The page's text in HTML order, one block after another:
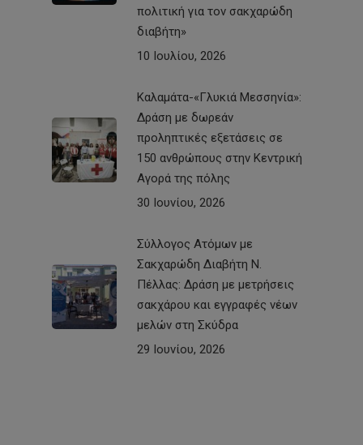
πολιτική για τον σακχαρώδη
διαβήτη»
10 Ιουλίου, 2026
Καλαμάτα-«Γλυκιά Μεσσηνία»:
Δράση με δωρεάν
προληπτικές εξετάσεις σε
150 ανθρώπους στην Κεντρική
Αγορά της πόλης
30 Ιουνίου, 2026
Σύλλογος Ατόμων με
Σακχαρώδη Διαβήτη Ν.
Πέλλας: Δράση με μετρήσεις
σακχάρου και εγγραφές νέων
μελών στη Σκύδρα
29 Ιουνίου, 2026